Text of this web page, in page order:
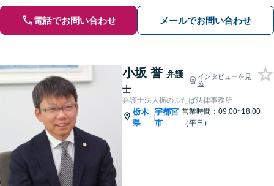
電話でお問い合わせ メールでお問い合わせ
小坂 誉 弁護
士
インタビューを見
る
弁護士法人栃のふたば法律事務所
栃木
県
|
宇都宮
市
営業時間：09:00~18:00
（平日）